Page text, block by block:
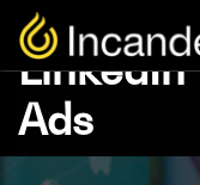
LinkedIn
Ads